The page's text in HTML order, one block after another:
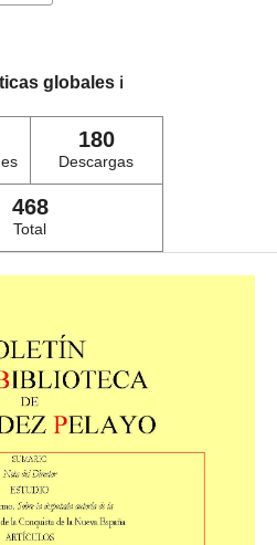
globales ℹ️
180
Descargas
468
Total